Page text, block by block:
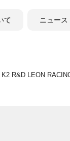
て ニュース
K2 R&D LEON